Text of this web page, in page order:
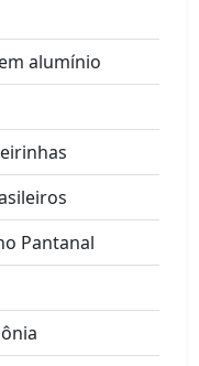
alumínio
Pantanal